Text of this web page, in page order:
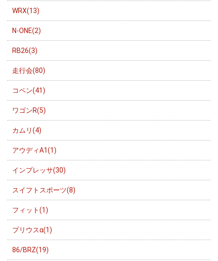
WRX(13)
N-ONE(2)
RB26(3)
走行会(80)
コペン(41)
ワゴンR(5)
カムリ(4)
アウディA1(1)
インプレッサ(30)
スイフトスポーツ(8)
フィット(1)
プリウスα(1)
86/BRZ(19)